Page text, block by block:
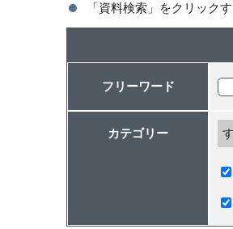
「資料検索」をクリック
フリーワード
カテゴリー